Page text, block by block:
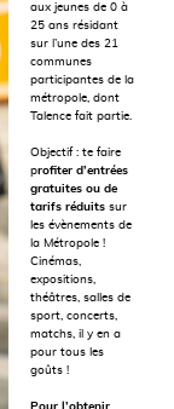
aux jeunes de 0 à
25 ans résidant
sur l’une des 21
communes
participantes de la
métropole, dont
Talence fait partie.
Objectif : te faire
profiter d’entrées
gratuites ou de
tarifs réduits sur
les évènements de
la Métropole !
Cinémas,
expositions,
théâtres, salles de
sport, concerts,
matchs, il y en a
pour tous les
goûts !